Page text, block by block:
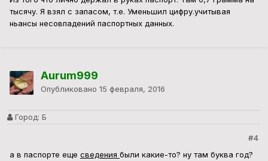
тысячу. Я взял с запасом, т.е. Уменьшил цифру.учитывая
ньансы несовпадений паспортных данных.
Aurum999
Опубликовано 15 февраля, 2016
Город: Б
#4
а в паспорте еще сведения были какие-то? ну там буква год?